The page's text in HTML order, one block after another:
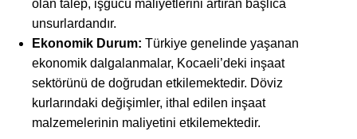
olan talep, işgücü maliyetlerini artıran başlıca
unsurlardandır.
Ekonomik Durum: Türkiye genelinde yaşanan
ekonomik dalgalanmalar, Kocaeli’deki inşaat
sektörünü de doğrudan etkilemektedir. Döviz
kurlarındaki değişimler, ithal edilen inşaat
malzemelerinin maliyetini etkilemektedir.